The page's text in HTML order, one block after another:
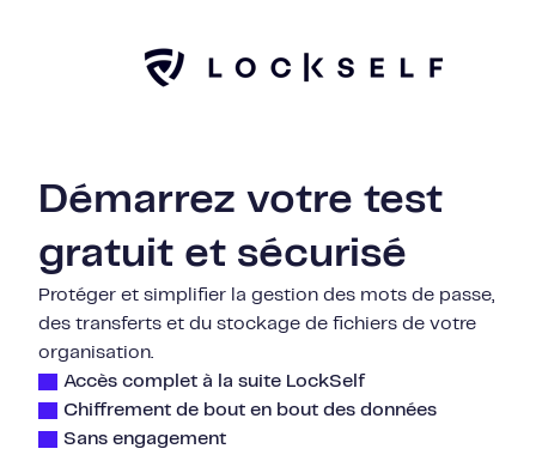
Démarrez votre test
gratuit et sécurisé
Protéger et simplifier la gestion des mots de passe,
des transferts et du stockage de fichiers de votre
organisation.
Accès complet à la suite LockSelf
Chiffrement de bout en bout des données
Sans engagement